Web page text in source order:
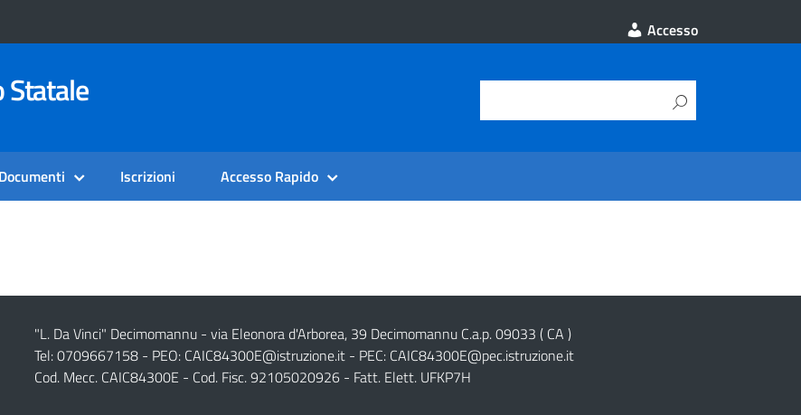
Accesso
Documenti Iscrizioni Accesso Rapido
"L. Da Vinci" Decimomannu - via Eleonora d'Arborea, 39 Decimomannu C.a.p. 09033 ( CA )
Tel: 0709667158 - PEO: CAIC84300E@istruzione.it- PEC: CAIC84300E@pec.istruzione.it
Cod. Mecc. CAIC84300E - Cod. Fisc. 92105020926 - Fatt. Elett. UFKP7H